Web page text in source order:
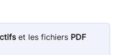
et les fichiers PDF